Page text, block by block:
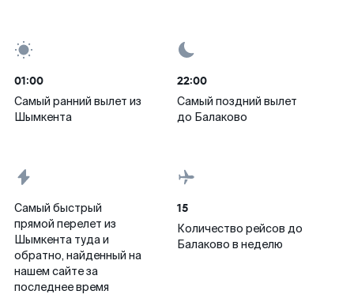
01:00
Самый ранний вылет из
Шымкента
22:00
Самый поздний вылет
до Балаково
Самый быстрый
прямой перелет из
Шымкента туда и
обратно, найденный на
нашем сайте за
последнее время
15
Количество рейсов до
Балаково в неделю